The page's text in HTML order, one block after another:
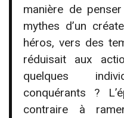
manière de
mythes d’un
héros, vers des
réduisait aux
quelques
conquérants ?
contraire à